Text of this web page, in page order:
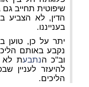
שיפוטית תחייב גם
הדין, לא הצביע
בענייננו.
יתר על כן, טוען
נקבע באותם
וב"כ הנתבעת לא
להיעזר לעניין
הליכים.